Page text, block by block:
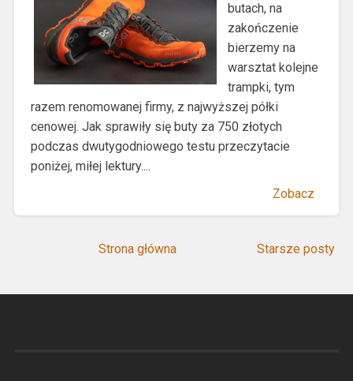
butach, na
zakończenie
bierzemy na
warsztat kolejne
trampki, tym
razem renomowanej firmy, z najwyższej półki
cenowej. Jak sprawiły się buty za 750 złotych
podczas dwutygodniowego testu przeczytacie
poniżej, miłej lektury....
Zobacz
Starsze posty
Strona główna